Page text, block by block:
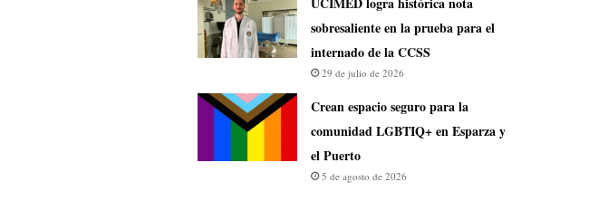
sobresaliente en la prueba para el
internado de la CCSS
29 de julio de 2026
Crean espacio seguro para la
comunidad LGBTIQ+ en Esparza y
el Puerto
5 de agosto de 2026